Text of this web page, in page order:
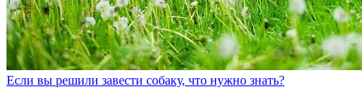
Если вы решили завести собаку, что нужно знать?